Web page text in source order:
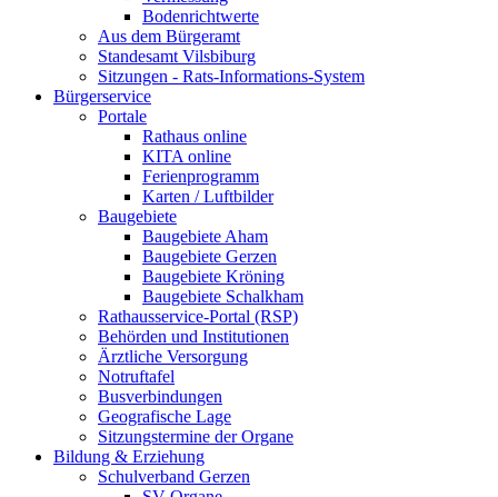
Bodenrichtwerte
Aus dem Bürgeramt
Standesamt Vilsbiburg
Sitzungen - Rats-Informations-System
Bürgerservice
Portale
Rathaus online
KITA online
Ferienprogramm
Karten / Luftbilder
Baugebiete
Baugebiete Aham
Baugebiete Gerzen
Baugebiete Kröning
Baugebiete Schalkham
Rathausservice-Portal (RSP)
Behörden und Institutionen
Ärztliche Versorgung
Notruftafel
Busverbindungen
Geografische Lage
Sitzungstermine der Organe
Bildung & Erziehung
Schulverband Gerzen